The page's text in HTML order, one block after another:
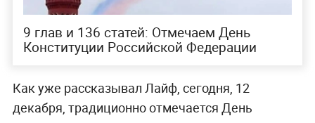
9 глав и 136 статей: Отмечаем День
Конституции Российской Федерации
Как уже рассказывал Лайф, сегодня, 12
декабря, традиционно отмечается День